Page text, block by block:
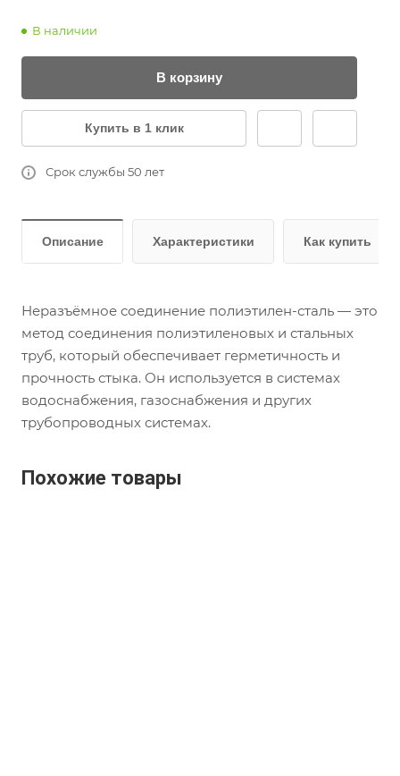
В наличии
В корзину
Купить в 1 клик
Срок службы 50 лет
Описание Характеристики Как купить
Неразъёмное соединение полиэтилен-сталь — это
метод соединения полиэтиленовых и стальных
труб, который обеспечивает герметичность и
прочность стыка. Он используется в системах
водоснабжения, газоснабжения и других
трубопроводных системах.
Похожие товары